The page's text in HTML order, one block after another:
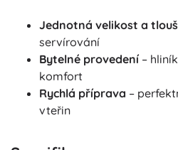
Jednotná velikost a
servírování
Bytelné provedení –
komfort
Rychlá příprava –
vteřin